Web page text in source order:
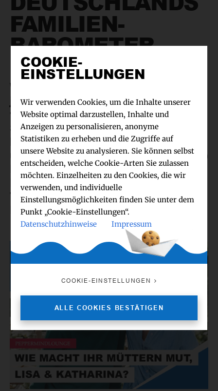
FAMILIEN-
BAROMETER
Wer wissen möchte, wie gerade
jetzt die Generation Family
tickt, muss sich den Blog
StadtLandMama anschauen –
hier bieten die Gründerinnen
und Mütter (jede hat drei Kinder)
Lisa Harmann und Katharina
Nachtsheim alles rund um das
Thema Kinder, Erziehung und
Beziehung.
COOKIE-
EINSTELLUNGEN
Wir verwenden Cookies, um die Inhalte unserer
Website optimal darzustellen, Inhalte und
Anzeigen zu personalisieren, anonyme
Statistiken zu erheben und die Zugriffe auf
unsere Website zu analysieren. Sie können selbst
entscheiden, welche Cookie-Arten Sie zulassen
möchten. Einzelheiten zu den Cookies, die wir
verwenden, und individuelle
Einstellungsmöglichkeiten finden Sie unter dem
Punkt „Cookie-Einstellungen“.
Datenschutzhinweise
Impressum
COOKIE-EINSTELLUNGEN
ALLE COOKIES BESTÄTIGEN